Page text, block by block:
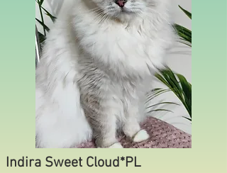
Indira Sweet Cloud*PL